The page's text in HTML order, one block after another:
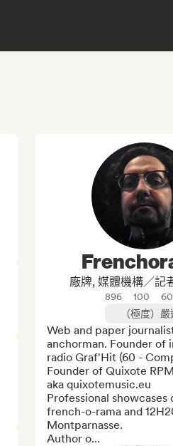
廠牌, 媒體機構／記
896 100
60
（極度）嚴
Web and paper
anchorman. Founder of
radio Graf'Hit (60 -
Founder of Quixote
aka quixotemusic.eu
Professional showcases
french-o-rama and
Montparnasse.
Author o...